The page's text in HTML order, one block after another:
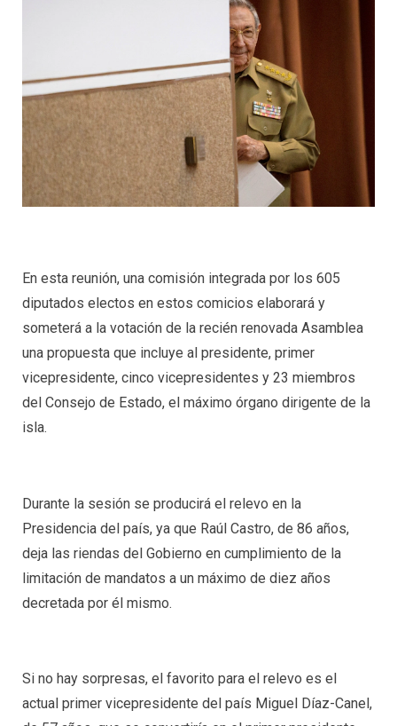
En esta reunión, una comisión integrada por los 605
diputados electos en estos comicios elaborará y
someterá a la votación de la recién renovada Asamblea
una propuesta que incluye al presidente, primer
vicepresidente, cinco vicepresidentes y 23 miembros
del Consejo de Estado, el máximo órgano dirigente de la
isla.
Durante la sesión se producirá el relevo en la
Presidencia del país, ya que Raúl Castro, de 86 años,
deja las riendas del Gobierno en cumplimiento de la
limitación de mandatos a un máximo de diez años
decretada por él mismo.
Si no hay sorpresas, el favorito para el relevo es el
actual primer vicepresidente del país Miguel Díaz-Canel,